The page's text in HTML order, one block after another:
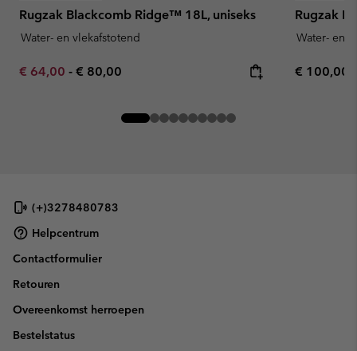
Rugzak Blackcomb Ridge™ 18L, uniseks
Water- en vlekafstotend
Minimum sale price:
€ 64,00 - Maximum price:
€ 80,00
Rugzak
Water- en
Regular
€ 100,00
(+)3278480783
Helpcentrum
Contactformulier
Retouren
Overeenkomst herroepen
Bestelstatus